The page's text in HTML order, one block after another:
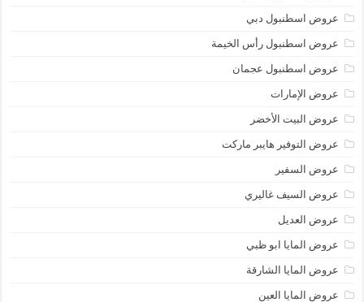
عروض اسطنبول دبي
عروض اسطنبول رأس الخيمة
عروض اسطنبول عجمان
عروض الإمارات
عروض البيت الأخضر
عروض التوفير هايبر ماركت
عروض السفير
عروض السيف غاليري
عروض العديل
عروض المايا ابو ظبي
عروض المايا الشارقة
عروض المايا العين